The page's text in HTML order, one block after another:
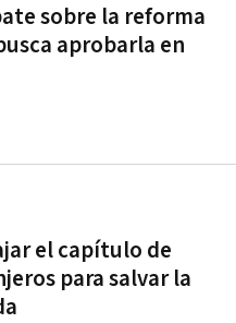
sobre la reforma
aprobarla en
el capítulo de
para salvar la